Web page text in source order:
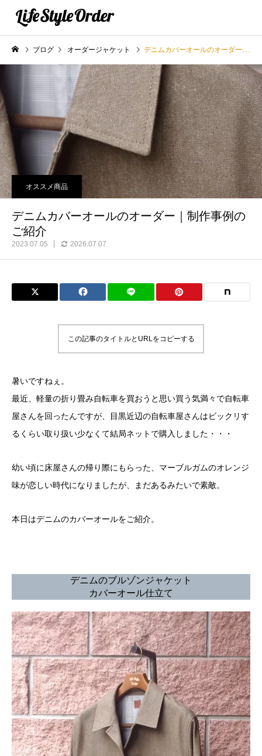
ブログ オーダージャケット デニムカバーオールのオーダー｜制作事例のご紹介
オススメ商品
デニムカバーオールのオーダー｜制作事例の
ご紹介
2023.07.05 2026.07.07
この記事のタイトルとURLをコピーする
暑いですねぇ。
最近、軽量の折り畳み自転車を買おうと思い買う気満々で自転車
屋さんを回ったんですが、目黒近辺の自転車屋さんはビックリす
るくらい取り扱い少なくて結局ネットで購入しました・・・
幼い頃に床屋さんの帰り際にもらった、マーブルガムのオレンジ
味が恋しい時代になりましたが、まだあるみたいで素敵。
本日はデニムのカバーオールをご紹介。
デニムのブルゾンジャケット
カバーオール仕立て